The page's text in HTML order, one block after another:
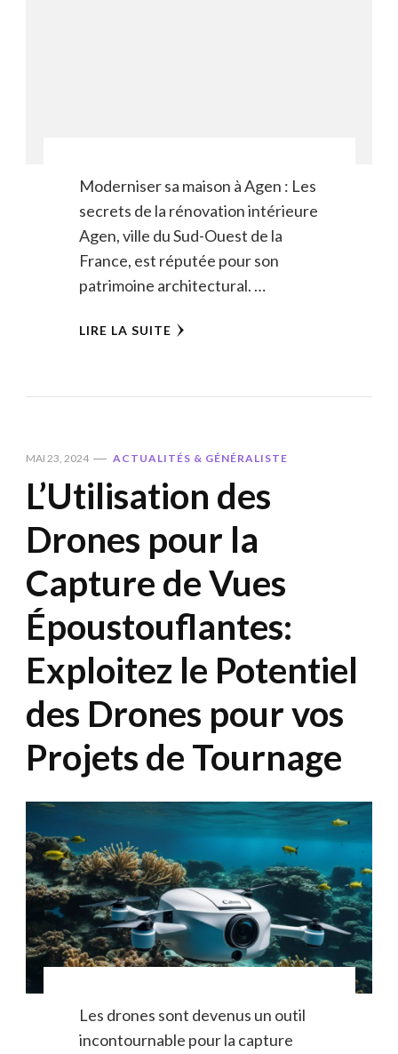
Moderniser sa maison à Agen : Les
secrets de la rénovation intérieure
Agen, ville du Sud-Ouest de la
France, est réputée pour son
patrimoine architectural. …
LIRE LA SUITE
MAI 23, 2024 ACTUALITÉS & GÉNÉRALISTE
L’Utilisation des
Drones pour la
Capture de Vues
Époustouflantes:
Exploitez le Potentiel
des Drones pour vos
Projets de Tournage
Les drones sont devenus un outil
incontournable pour la capture